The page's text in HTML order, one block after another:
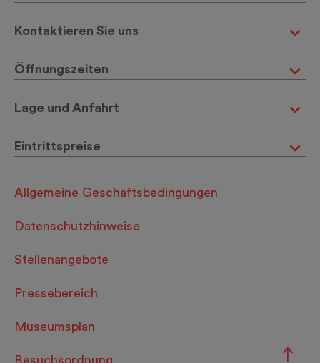
Kontaktieren Sie uns
Öffnungszeiten
Lage und Anfahrt
Eintrittspreise
Allgemeine Geschäftsbedingungen
Datenschutzhinweise
Stellenangebote
Pressebereich
Museumsplan
Besuchsordnung